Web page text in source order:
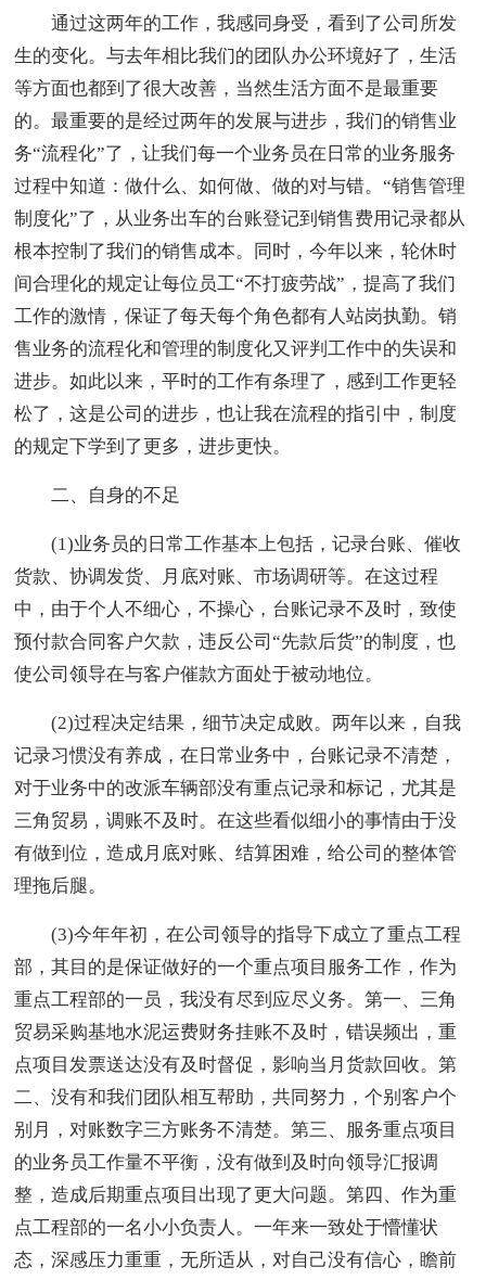
通过这两年的工作，我感同身受，看到了公司所发
生的变化。与去年相比我们的团队办公环境好了，生活
等方面也都到了很大改善，当然生活方面不是最重要
的。最重要的是经过两年的发展与进步，我们的销售业
务“流程化”了，让我们每一个业务员在日常的业务服务
过程中知道：做什么、如何做、做的对与错。“销售管理
制度化”了，从业务出车的台账登记到销售费用记录都从
根本控制了我们的销售成本。同时，今年以来，轮休时
间合理化的规定让每位员工“不打疲劳战”，提高了我们
工作的激情，保证了每天每个角色都有人站岗执勤。销
售业务的流程化和管理的制度化又评判工作中的失误和
进步。如此以来，平时的工作有条理了，感到工作更轻
松了，这是公司的进步，也让我在流程的指引中，制度
的规定下学到了更多，进步更快。
二、自身的不足
(1)业务员的日常工作基本上包括，记录台账、催收
货款、协调发货、月底对账、市场调研等。在这过程
中，由于个人不细心，不操心，台账记录不及时，致使
预付款合同客户欠款，违反公司“先款后货”的制度，也
使公司领导在与客户催款方面处于被动地位。
(2)过程决定结果，细节决定成败。两年以来，自我
记录习惯没有养成，在日常业务中，台账记录不清楚，
对于业务中的改派车辆部没有重点记录和标记，尤其是
三角贸易，调账不及时。在这些看似细小的事情由于没
有做到位，造成月底对账、结算困难，给公司的整体管
理拖后腿。
(3)今年年初，在公司领导的指导下成立了重点工程
部，其目的是保证做好的一个重点项目服务工作，作为
重点工程部的一员，我没有尽到应尽义务。第一、三角
贸易采购基地水泥运费财务挂账不及时，错误频出，重
点项目发票送达没有及时督促，影响当月货款回收。第
二、没有和我们团队相互帮助，共同努力，个别客户个
别月，对账数字三方账务不清楚。第三、服务重点项目
的业务员工作量不平衡，没有做到及时向领导汇报调
整，造成后期重点项目出现了更大问题。第四、作为重
点工程部的一名小小负责人。一年来一致处于懵懂状
态，深感压力重重，无所适从，对自己没有信心，瞻前